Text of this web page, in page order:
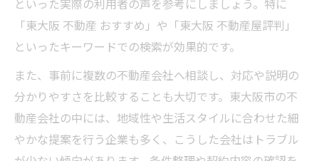
といった実際の利用者の声を参考にしましょう。特に
「東大阪 不動産 おすすめ」や「東大阪 不動産屋評判」
といったキーワードでの検索が効果的です。
また、事前に複数の不動産会社へ相談し、対応や説明の
分かりやすさを比較することも大切です。東大阪市の不
動産会社の中には、地域性や生活スタイルに合わせた細
やかな提案を行う企業も多く、こうした会社はトラブル